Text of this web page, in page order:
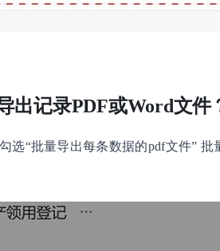
出记录PDF或Word文件
选“批量导出每条数据的pdf文件”